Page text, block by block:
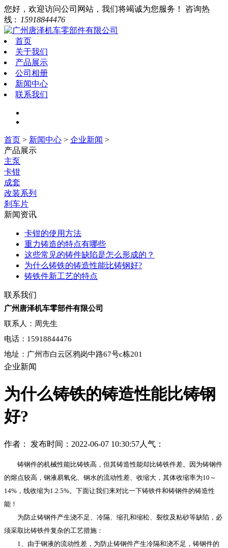
您好，欢迎访问公司网站，我们将竭诚为您服务！
咨询热
线 :
15918844476
首页
关于我们
产品展示
公司相册
新闻中心
联系我们
首页 > 新闻中心 > 企业新闻 >
产品展示
主泵
卡钳
成套
改装系列
刹车片
新闻资讯
卡钳的使用方法
重力铸造的特点有哪些
这些常见的铸件缺陷是怎么形成的？
为什么铸铁的铸造性能比铸钢好?
铸铁件新工艺的特点
联系我们
广州唐泽机车零部件有限公司
联系人：周先生
电话：15918844476
地址：广州市白云区鸦岗中路67号c栋201
企业新闻
为什么铸铁的铸造性能比铸钢
好?
作者： 发布时间：2022-06-07 10:30:57人气：
铸钢件的机械性能比铸铁高，但其铸造性能却比铸铁件差。因为铸钢件
的熔点较高，钢液易氧化、钢水的流动性差、收缩大，其体收缩率为10～
14%，线收缩为1.2.5%。下面让我们来对比一下铸铁件和铸钢件的铸造性
能！
为防止铸钢件产生浇不足、冷隔、缩孔和缩松、裂纹及粘砂等缺陷，必
须采取比铸铁件复杂的工艺措施：
1、由于钢液的流动性差，为防止铸钢件产生冷隔和浇不足，铸钢件的